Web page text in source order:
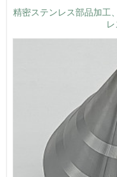
精密ステンレス部品加工